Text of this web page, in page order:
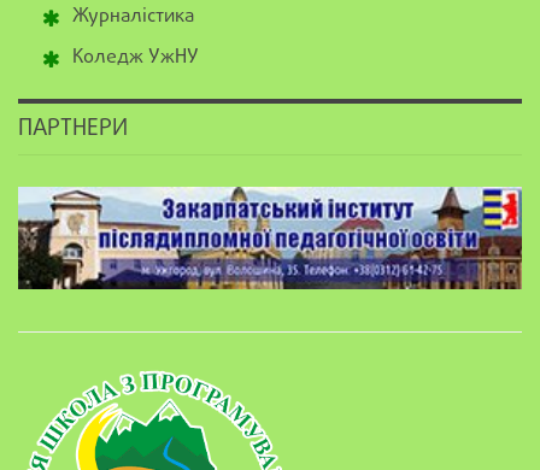
Журналістика
Коледж УжНУ
ПАРТНЕРИ